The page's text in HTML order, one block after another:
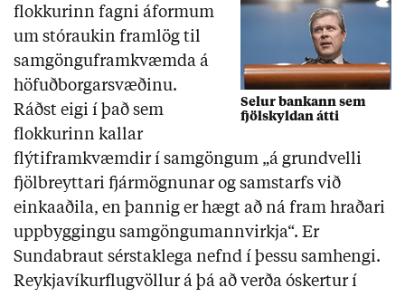
Selur bankann sem
fjölskyldan átti
flokkurinn fagni áformum
um stóraukin framlög til
samgönguframkvæmda á
höfuðborgarsvæðinu.
Ráðst eigi í það sem
flokkurinn kallar
flýtiframkvæmdir í samgöngum „á grundvelli
fjölbreyttari fjármögnunar og samstarfs við
einkaaðila, en þannig er hægt að ná fram hraðari
uppbyggingu samgöngumannvirkja“. Er
Sundabraut sérstaklega nefnd í þessu samhengi.
Reykjavíkurflugvöllur á þá að verða óskertur í